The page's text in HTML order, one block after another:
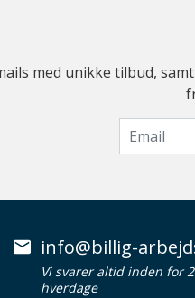
med unikke tilbud,
info@billig-
Vi svarer altid inden for
hverdage